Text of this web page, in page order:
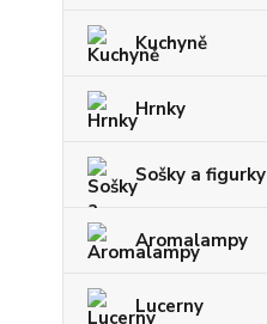
Kuchyně
Hrnky
Sošky a figurky
Aromalampy
Lucerny